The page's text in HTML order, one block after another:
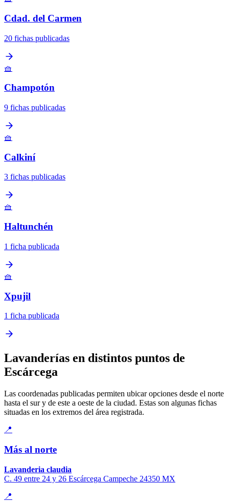
Cdad. del Carmen
20 fichas publicadas
🧺
Champotón
9 fichas publicadas
🧺
Calkiní
3 fichas publicadas
🧺
Haltunchén
1 ficha publicada
🧺
Xpujil
1 ficha publicada
Lavanderías en distintos puntos de
Escárcega
Las coordenadas publicadas permiten ubicar opciones desde el norte
hasta el sur y de este a oeste de la ciudad. Estas son algunas fichas
situadas en los extremos del área registrada.
📍
Más al norte
Lavanderia claudia
C. 49 entre 24 y 26 Escárcega Campeche 24350 MX
📍